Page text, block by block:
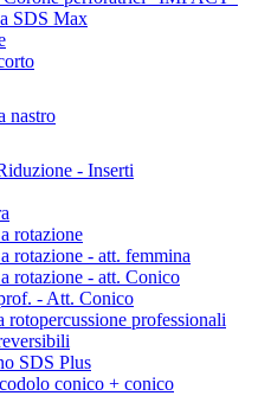
SDS Max
nastro
- Inserti
rotazione
rotazione - att. femmina
rotazione - att. Conico
- Att. Conico
rotopercussione professionali
SDS Plus
conico + conico